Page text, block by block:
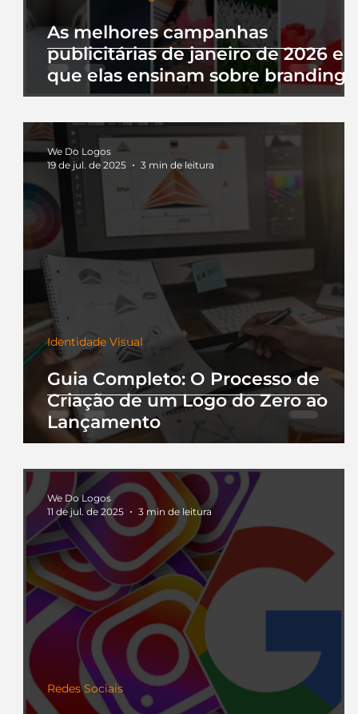
As melhores campanhas
publicitárias de janeiro de 2026 e
que elas ensinam sobre branding
Guia Completo: O Processo de
Criação de um Logo do Zero ao
Lançamento
Identidade Visual
We Do Logos
19 de jul. de 2025
3 min de leitura
Redes Sociais
We Do Logos
11 de jul. de 2025
3 min de leitura